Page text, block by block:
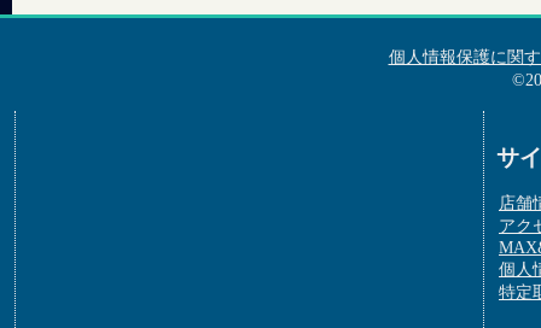
個人情報保護に関
サ
店舗
アク
個人
特定